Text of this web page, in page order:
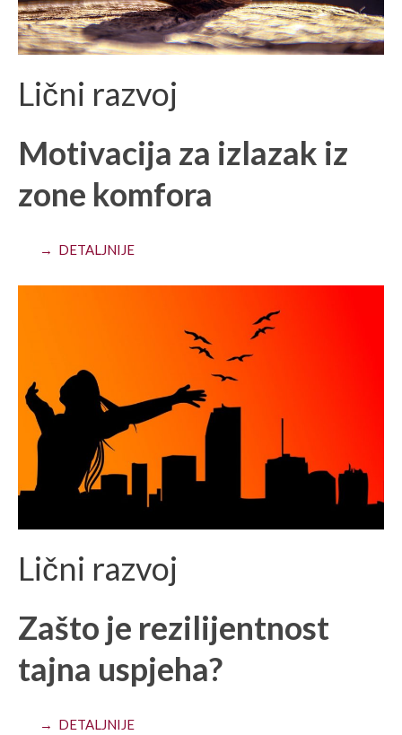
Lični razvoj
Motivacija za izlazak iz
zone komfora
→ DETALJNIJE
Lični razvoj
Zašto je rezilijentnost
tajna uspjeha?
→ DETALJNIJE